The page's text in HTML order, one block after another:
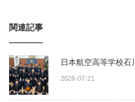
関連記事
日本航空高等学校石
2026-07-21